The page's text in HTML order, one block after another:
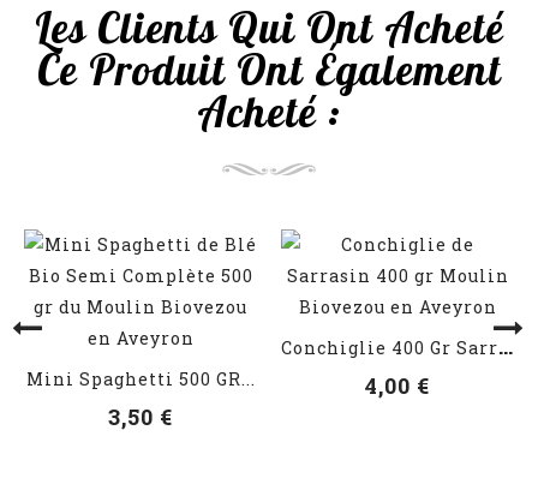
Les Clients Qui Ont Acheté
Ce Produit Ont Également
Acheté :
VOIR LES DÉTAILS
Mini Spaghetti 500 GR...
3,50 €
VOIR LES DÉTAILS C
Onchiglie 400 Gr Sarrasin
4,00 €